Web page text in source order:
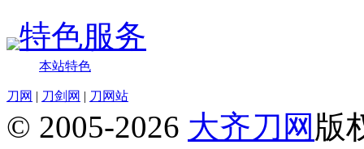
特色服务
本站特色
刀网 | 刀剑网 | 刀网站
© 2005-2026 大齐刀网 版